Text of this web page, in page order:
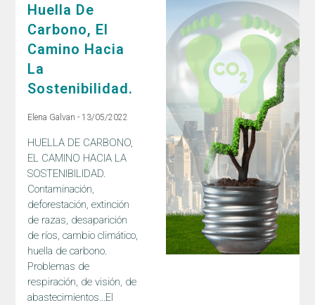
Huella De
Carbono, El
Camino Hacia
La
Sostenibilidad.
Elena Galvan 13/05/2022
HUELLA DE CARBONO,
EL CAMINO HACIA LA
SOSTENIBILIDAD.
Contaminación,
deforestación, extinción
de razas, desaparición
de ríos, cambio climático,
huella de carbono.
Problemas de
respiración, de visión, de
abastecimientos…El